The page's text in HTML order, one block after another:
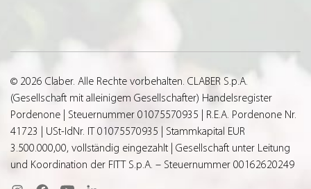
© 2026 Claber. Alle Rechte vorbehalten. CLABER S.p.A.
(Gesellschaft mit alleinigem Gesellschafter) Handelsregister
Pordenone | Steuernummer 01075570935 | R.E.A. Pordenone Nr.
41723 | USt-IdNr. IT 01075570935 | Stammkapital EUR
3.500.000,00, vollständig eingezahlt | Gesellschaft unter Leitung
und Koordination der FITT S.p.A. – Steuernummer 00162620249